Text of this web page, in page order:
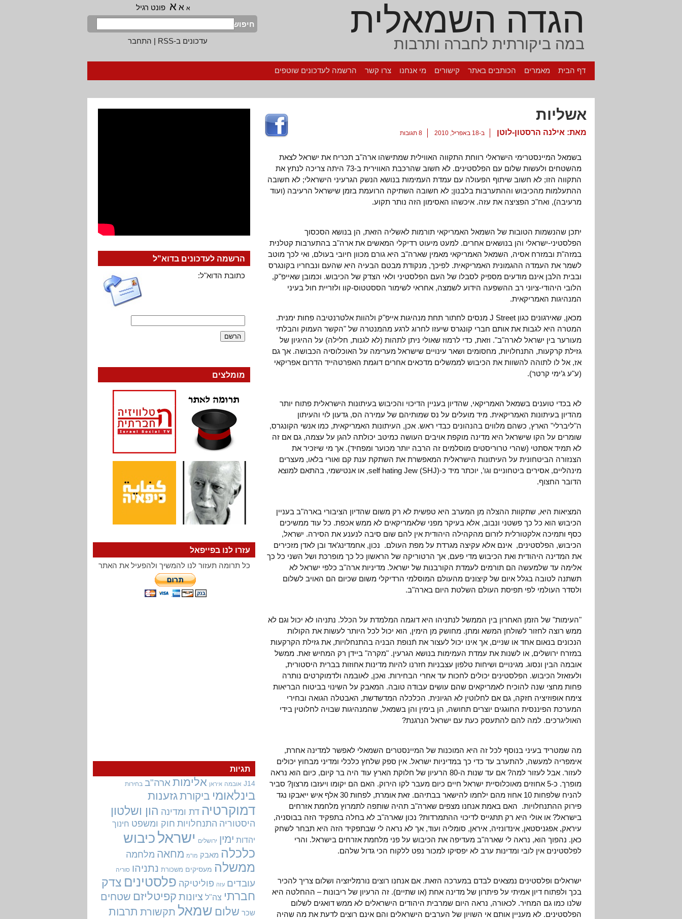
הגדה השמאלית
במה ביקורתית לחברה ותרבות
א א א פונט רגיל
חיפוש
עדכונים ב-RSS
| התחבר
דף הבית מאמרים הכותבים באתר קישורים מי אנחנו צרו קשר הרשמה לעדכונים שוטפים
אשליות
מאת: אילנה הרסטון-לוטן ב-18 באפריל, 2010 8 תגובות
בשמאל המיינסטרימי הישראלי רווחת התקווה האווילית שמתישהו ארה"ב תכריח את ישראל לצאת
מהשטחים ולעשות שלום עם הפלסטינים. לא חשוב שהרכבת האווירית ב-73 היתה צריכה לנתץ את
התקווה הזו; לא חשוב שיתוף הפעולה עם עמדת העמימות בנושא הנשק הגרעיני הישראלי; לא חשובה
ההתעלמות מהכיבוש וההתערבות בלבנון; לא חשובה השתיקה הרועמת בזמן שישראל הרעיבה (ועוד
מרעיבה), ואח"כ הפציצה את עזה. איכשהו האסימון הזה נותר תקוע.
יתכן שהנשמות הטובות של השמאל האמריקאי תורמות לאשליה הזאת, הן בנושא הסכסוך
הפלסטיני-ישראלי והן בנושאים אחרים. למעט מיעוט רדיקלי המאשים את ארה"ב בהתערבות קטלנית
במזה"ת ובמזרח אסיה, השמאל האמריקאי מאמין שארה"ב היא גורם מכוון חיובי בעולם, ואי לכך מוטב
לשמר את העמדה ההגמונית האמריקאית. לפיכך, מנקודת מבטם הבעיה היא שהעם ונבחריו בקונגרס
ובבית הלבן אינם מודעים מספיק לסבלו של העם הפלסטיני ולאי הצדק של הכיבוש. וכמובן שאייפ"ק,
הלובי היהודי-ציוני רב ההשפעה הידוע לשמצה, אחראי לשימור הססטטוס-קוו ולזריית חול בעיני
המנהיגות האמריקאית.
מכאן, שאירגונים כגון J Street מנסים לחתור תחת מנהיגות אייפ"ק ולהוות אלטרנטיבה פחות ימנית.
המטרה היא לגבות את אותם חברי קונגרס שיעזו לחרוג לרגע מהמנטרה של "הקשר העמוק והבלתי
מעורער בין ישראל לארה"ב". וזאת, כדי לרמוז שאולי ניתן לתהות (לא לגנות, חלילה) על ההיגיון של
גזילת קרקעות, התנחלויות, מחסומים ושאר עינויים שישראל מערימה על האוכלוסיה הכבושה. אך גם
אז, אל לו לתוהה להשוות את הכיבוש לממשלים מדכאים אחרים דוגמת האפרטהייד הדרום אפריקאי
(ע"ע ג’ימי קרטר).
לא בכדי טוענים בשמאל האמריקאי, שהדיון בעניין הדיכוי והכיבוש בעיתונות הישראלית פתוח יותר
מהדיון בעיתונות האמריקאית. מיד מועלים על נס שמותיהם של עמירה הס, גדעון לוי והעיתון
ה"ליברלי" הארץ, כשהם מלווים בהנהונים כבדי ראש. אכן, העיתונות האמריקאית, כמו אנשי הקונגרס,
שומרים על הקו שישראל היא מדינה מוקפת אויבים העושה כמיטב יכולתה להגן על עצמה, גם אם זה
לא תמיד אסתטי (שהרי טרוריסטים מוסלמים זה הרבה יותר מכוער ומפחיד). אך מי שיזכיר את
הצנזורה הביטחונית על העיתונות הישראלית המאפשרת את השתקת ענת קם ואורי בלאו, מעצרים
מינהליים, אסירים ביטחוניים וגו’, יוכתר מיד כ-self hating Jew (SHJ), או אנטישמי, בהתאם למוצא
הדובר החצוף.
המציאות היא, שתקוות ההצלה מן המערב היא טפשית לא רק משום שהדיון הציבורי בארה"ב בעניין
הכיבוש הוא כל כך פשטני ונבוב, אלא בעיקר מפני שלאמריקאים לא ממש אכפת. כל עוד ממשיכים
כסף ותמיכה אלקטורלית לזרום מהקהילה היהודית אין להם שום סיבה לנענע את הסירה. ישראל,
הכיבוש, הפלסטינים, אינם אלא עקיצה מגרדת על מפת העולם. נכון, אחמדינג’אד ובן לאדן מזכירים
את המדינה היהודית ואת הכיבוש מדי פעם, אך הרטוריקה של הראשון כל כך מופרכת ושל השני כל כך
אלימה עד שלמעשה הם תורמים לעמדת הקורבנות של ישראל. מדיניות ארה"ב כלפי ישראל לא
תשתנה לטובה בגלל איום של קיצונים מהעולם המוסלמי הרדיקלי משום שכיום הם האויב לשלום
ולסדר העולמי לפי תפיסת העולם השלטת היום בארה"ב.
"העימות" של הזמן האחרון בין הממשל לנתניהו היא דוגמה המלמדת על הכלל. נתניהו לא יכול וגם לא
ממש רוצה לחזור לשולחן המשא ומתן. מחושק מן הימין, הוא יכול לכל היותר לעשות את הקולות
הנכונים בנאום אחד או שניים, אך אינו יכול לעצור את תֿנופת הבניה בהתנחלויות, את גזילת הקרקעות
במזרח ירושלים, או לשנות את עמדת העמימות בנושא הגרעין. "מקרה" ביידן רק המחיש זאת. ממשל
אובמה הבין ונסוג. מגינויים ושיחות טלפון עצבניות חזרנו להיות מדינות אחוזות בברית היסטורית,
ולעזאזל הכיבוש. הפלסטינים יכולים לחכות עד אחרי הבחירות. ואכן, לאובמה ולדמוקרטים נותרה
פחות מחצי שנה להוכיח לאמריקאים שהם עושים עבודה טובה. המאבק על השינוי בביטוח הבריאות
צימח אופוזיציה חזקה, גם אם לחלוטין לא הגיונית. הכלכלה המדשדשת, האבטלה הגואה ובחירי
המערכת הפיננסית החוגגים יוצרים תחושה, הן בימין והן בשמאל, שהמנהיגות שבויה לחלוטין בידי
האוליגרכים. למה להם להתעסק כעת עם ישראל הנרגנת?
מה שמטריד בעיני בנוסף לכל זה היא המוכנות של המיינסטרים השמאלי לאפשר למדינה אחרת,
אימפריה למעשה, להתערב עד כדי כך במדיניות ישראל. אין ספק שלחץ כלכלי ומדיני מבחוץ יכולים
לעזור. אבל לעזור למה? אם עד שנות ה-80 הרעיון של חלוקת הארץ עוד היה בר קיום, כיום הוא נראה
מופרך. כ-5 אחוזים מאוכלוסיית ישראל חיים כיום מעבר לקו הירוק. האם הם יקומו ויעזבו מרצון? סביר
להניח שלפחות 10 אחוז מהם ילחמו להישאר בבתיהם. זאת אומרת, לפחות 30 אלף איש ייאבקו נגד
פירוק ההתנחלויות. האם באמת אנחנו מצפים שארה"ב תהיה שותפה לתמרוץ מלחמת אזרחים
בישראל? או אולי היא רק תתגייס לדיכוי ההתמרדות? נכון שארה"ב לא בחלה בתפקיד הזה בבוסניה,
עיראק, אפגניסטאן, אינדונזיה, איראן, סומליה ועוד, אך לא נראה לי שבתפקיד הזה היא תבחר לשחק
כאן. נהפוך הוא, נראה לי שארה"ב מעדיפה את הכיבוש על פני מלחמת אזרחים בישראל. והרי
לפלסטינים אין לובי ומדינות ערב לא יפסיקו למכור נפט ללקוח הכי גדול שלהם.
ישראלים ופלסטינים נמצאים לבדם במערכה הזאת. אם אנחנו רוצים נורמליזציה ושלום צריך להכיר
בכך ולפתוח דיון אמיתי על פיתרון של מדינה אחת (או שתיים). זה הרעיון של ריבונות – ההחלטה היא
שלנו כמו גם המחיר. לכאורה, נראה היום שמרבית היהודים הישראלים לא ממש דואגים לשלום
הפלסטינים. לא מעניין אותם אי השויון של הערבים הישראלים והם אינם רוצים לדעת את מה שהיה
הרשמה לעדכונים בדוא"ל
כתובת הדוא"ל:
מומלצים
עזרו לנו בפייפאל
כל תרומה תעזור לנו להמשיך ולהפעיל את האתר
תגיות
J14 אובמה איראן אלימות ארה"ב בחירות
בינלאומי ביקורתגזענות
דמוקרטיה דת ומדינה הון ושלטון
היסטוריה התנחלויות חוק ומשפט חינוך
יהדות ימין ירושלים ישראל כיבוש
כלכלה מאבק מו"מ מחאה מלחמה
ממשלה מעסיקים משכורת נתניהו סוריה
עובדים עזה פוליטיקה פלסטינים צדק
חברתי צה"ל ציונות קפיטליזם שטחים
שכר שלום שמאל תקשורת תרבות